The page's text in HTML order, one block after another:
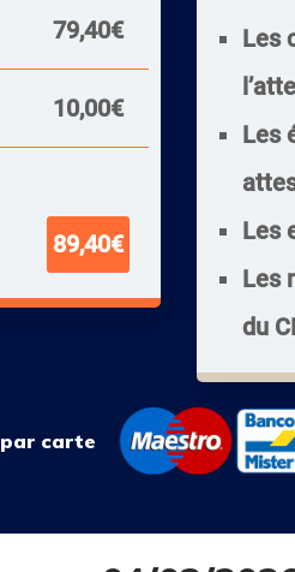
79,40€
10,00€
89,40€
Les
Les
Les
Les
du
carte